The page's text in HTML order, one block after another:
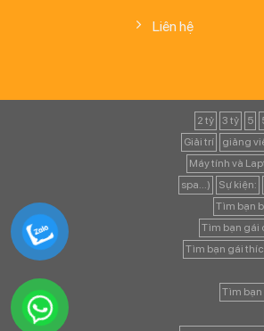
Liên hệ
2 tỷ 3 tỷ 5
Giải trí
giảng
Máy tính và
spa...)
Sự kiện:
Tìm bạn
Tìm bạn gái
Tìm bạn gái
Tìm